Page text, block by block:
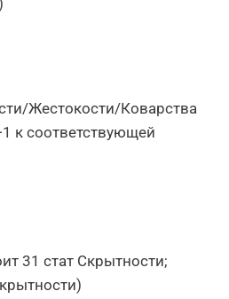
Жестокости/Коварства
к соответствующей
31 стат Скрытности;